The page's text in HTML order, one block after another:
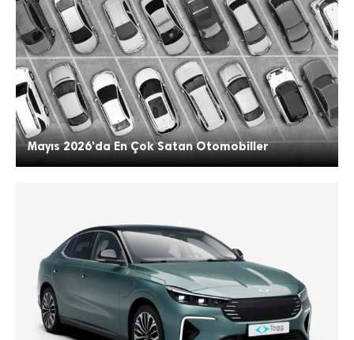
Mayıs 2026’da En Çok Satan Otomobiller